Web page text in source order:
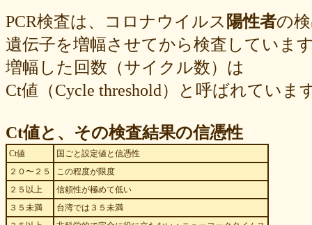
PCR検査は、コロナウイルス 陽性者の
遺伝子を増幅させてから検査していま
増幅した回数（サイクル数）は
Ct値（Cycle threshold）と呼ばれていま
Ct値と、その検査結果の信憑性
Ct値
国ごと設定値と信憑性
２０〜２５
この程度が限度
２５以上
信頼性が極めて低い
３５未満
台湾では３５未満